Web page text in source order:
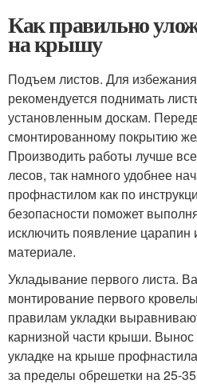
Как правильно
на крышу
Подъем листов. Для
рекомендуется поднимать
установленным доскам.
смонтированному покрытию
Производить работы лучше
лесов, так намного удобнее
профнастилом как по
безопасности поможет
исключить появление царапин
материале.
Укладывание первого листа.
монтирование первого
правилам укладки
карнизной части крыши. Вынос
укладке на крыше
за пределы обрешетки на 25-